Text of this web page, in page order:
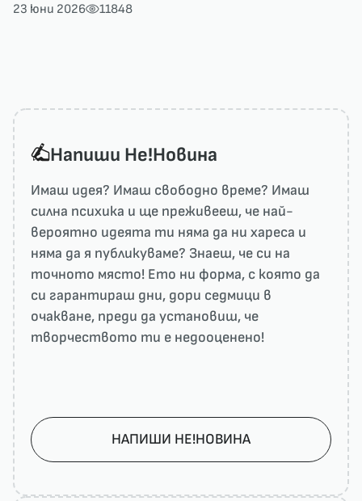
23 юни 2026 11848
Напиши He!Новина
Имаш идея? Имаш свободно време? Имаш
силна психика и ще преживееш, че най-
вероятно идеята ти няма да ни харесa и
няма да я публикуваме? Знаеш, че си на
точното място! Ето ни форма, с която да
си гарантираш дни, дори седмици в
очакване, преди да установиш, че
творчеството ти е недооценено!
НАПИШИ НЕ!НОВИНА